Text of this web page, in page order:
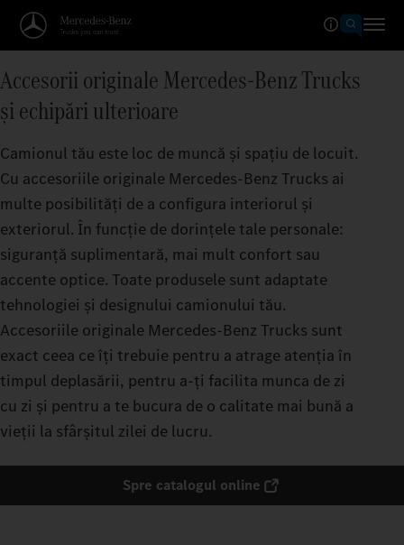
Accesorii originale Mercedes-Benz Trucks
și echipări ulterioare
Camionul tău este loc de muncă și spațiu de locuit.
Cu accesoriile originale Mercedes‑Benz Trucks ai
multe posibilități de a configura interiorul și
exteriorul. În funcție de dorințele tale personale:
siguranță suplimentară, mai mult confort sau
accente optice. Toate produsele sunt adaptate
tehnologiei și designului camionului tău.
Accesoriile originale Mercedes‑Benz Trucks sunt
exact ceea ce îți trebuie pentru a atrage atenția în
timpul deplasării, pentru a-ți facilita munca de zi
cu zi și pentru a te bucura de o calitate mai bună a
vieții la sfârșitul zilei de lucru.
Spre catalogul online